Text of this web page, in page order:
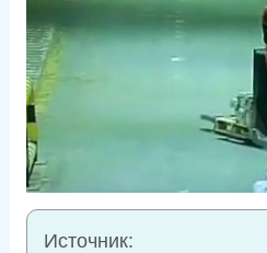
Источник: